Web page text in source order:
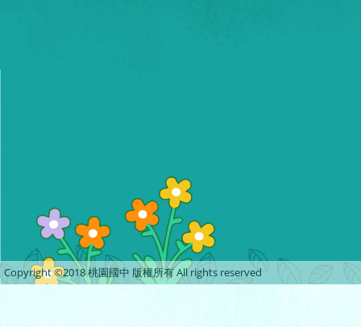
Copyright ©2018 桃園國中 版權所有 All rights reserved